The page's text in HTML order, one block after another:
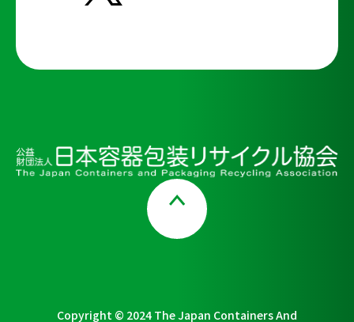
Copyright © 2024 The Japan Containers And